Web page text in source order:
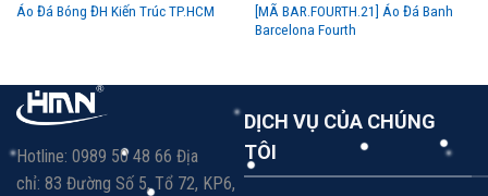
Áo Đá Bóng ĐH Kiến Trúc TP.HCM
[MÃ BAR.FOURTH.21] Áo Đá Banh
Barcelona Fourth
Hotline: 0989 50 48 66 Địa
chỉ: 83 Đường Số 5, Tổ 72, KP6,
DỊCH VỤ CỦA CHÚNG
TÔI